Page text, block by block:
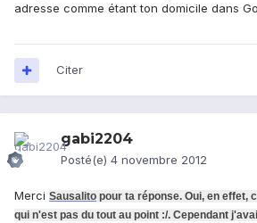
adresse comme étant ton domicile dans
Citer
gabi2204
Posté(e) 4 novembre 2012
Merci Sausalito pour ta réponse. Oui, en effet,
qui n'est pas du tout au point :/. Cependant